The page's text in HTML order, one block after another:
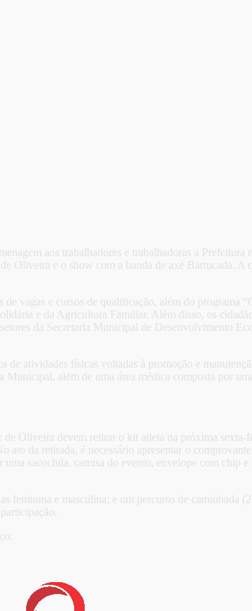
aos trabalhadores e trabalhadoras a
Oliveira e o show com a banda de axé Bartucada.
vagas e cursos de qualificação, além do programa
e da Agricultura Familiar. Além disso, os
da Secretaria Municipal de Desenvolvimento
atividades físicas voltadas à promoção e
além de uma área médica composta por
Oliveira devem retirar o kit atleta na próxima
da retirada, é necessário apresentar o
sacochila, camisa do evento, envelope com chip
feminina e masculina; e um percurso de caminhada